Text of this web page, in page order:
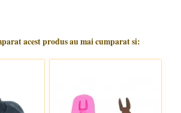
acest produs au mai cumparat si: